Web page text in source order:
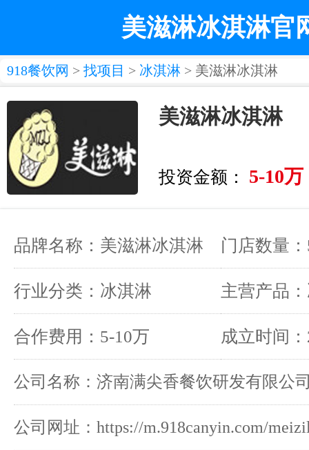
美滋淋冰淇淋官
918餐饮网 > 找项目 > 冰淇淋 > 美滋淋冰淇淋
美滋淋冰淇淋
投资金额： 5-10万
品牌名称：美滋淋冰淇淋 门店数量
行业分类：冰淇淋 主营产品
合作费用：5-10万 成立时间
公司名称：济南满尖香餐饮研发有限公
公司网址：https://m.918canyin.com/